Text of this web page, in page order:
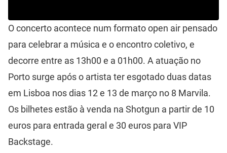
O concerto acontece num formato open air pensado
para celebrar a música e o encontro coletivo, e
decorre entre as 13h00 e a 01h00. A atuação no
Porto surge após o artista ter esgotado duas datas
em Lisboa nos dias 12 e 13 de março no 8 Marvila.
Os bilhetes estão à venda na Shotgun a partir de 10
euros para entrada geral e 30 euros para VIP
Backstage.